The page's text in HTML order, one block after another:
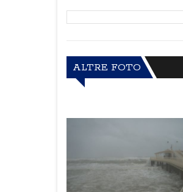
ALTRE FOTO